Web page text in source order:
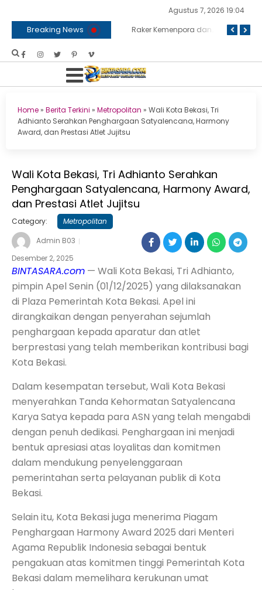
Agustus 7, 2026 19:04
Breaking News
Home» Berita Terkini » Metropolitan » Wali Kota Bekasi, Tri
Adhianto Serahkan Penghargaan Satyalencana, Harmony
Award, dan Prestasi Atlet Jujitsu
Wali Kota Bekasi, Tri Adhianto Serahkan
Penghargaan Satyalencana, Harmony Award,
dan Prestasi Atlet Jujitsu
Category:
Metropolitan
Admin B03
Desember 2, 2025
BINTASARA.com — Wali Kota Bekasi, Tri Adhianto,
pimpin Apel Senin (01/12/2025) yang dilaksanakan
di Plaza Pemerintah Kota Bekasi. Apel ini
dirangkaikan dengan penyerahan sejumlah
penghargaan kepada aparatur dan atlet
berprestasi yang telah memberikan kontribusi bagi
Kota Bekasi.
Dalam kesempatan tersebut, Wali Kota Bekasi
menyerahkan Tanda Kehormatan Satyalencana
Karya Satya kepada para ASN yang telah mengabdi
dengan penuh dedikasi. Penghargaan ini menjadi
bentuk apresiasi atas loyalitas dan komitmen
dalam mendukung penyelenggaraan
pemerintahan serta pelayanan publik di Kota
Bekasi.
Selain itu, Kota Bekasi juga menerima Piagam
Penghargaan Harmony Award 2025 dari Menteri
Agama Republik Indonesia sebagai bentuk
pengakuan atas komitmen tinggi Pemerintah Kota
Bekasi dalam memelihara kerukunan umat